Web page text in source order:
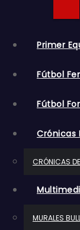
Primer
Fútbol
Fútbol
Crónicas
CRÓNICAS
MURALES